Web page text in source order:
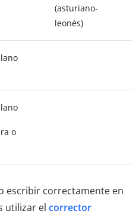
(asturiano-
leonés)
o
escribir correctamente en
utilizar el corrector